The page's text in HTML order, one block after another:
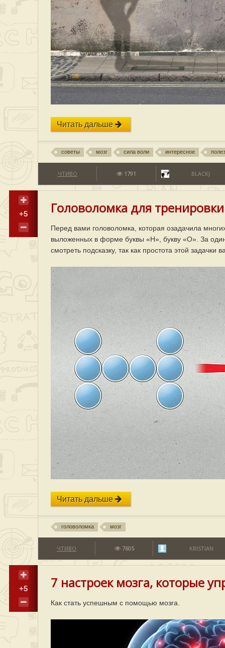
Читать дальше
советы мозг сила воли интересное
ЧТИВО 1791 BLACKJ
+5 Головоломка для
Перед вами головоломка, которая озадачила
выложенных в форме буквы «Н», букву «О». За
смотреть подсказку, так как простота этой задачки
Читать дальше
головоломка мозг
ЧТИВО 7605 KRISTIAN
+5 7 настроек мозга, которые
Как стать успешным с помощью мозга.